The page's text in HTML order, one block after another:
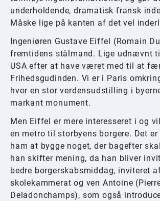
underholdende, dramatisk fransk
Måske lige på kanten af det vel
Ingeniøren Gustave Eiffel (Romain
fremtidens stålmand. Lige udnævnt
USA efter at have været med til at
Frihedsgudinden. Vi er i Paris
hvor en stor verdensudstilling i
markant monument.
Men Eiffel er mere interesseret i og
en metro til storbyens borgere. Det
ham at bygge noget, der bagefter
han skifter mening, da han bliver
bedre borgerskabsmiddag, inviteret
skolekammerat og ven Antoine
Deladonchamps), som også